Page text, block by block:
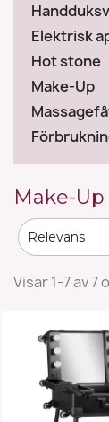
Elektrisk
Hot stone
Make-Up
Make-Up
Relevans
Visar 1-7 av 7